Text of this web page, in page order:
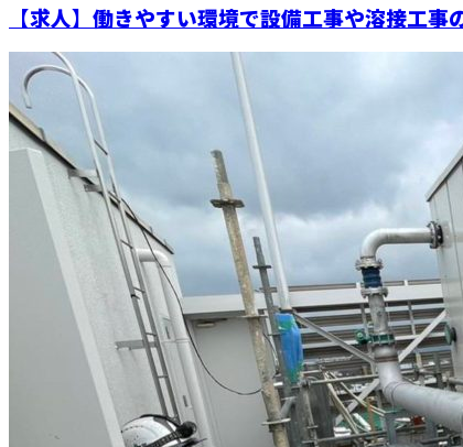
【求人】働きやすい環境で設備工事や溶接工事